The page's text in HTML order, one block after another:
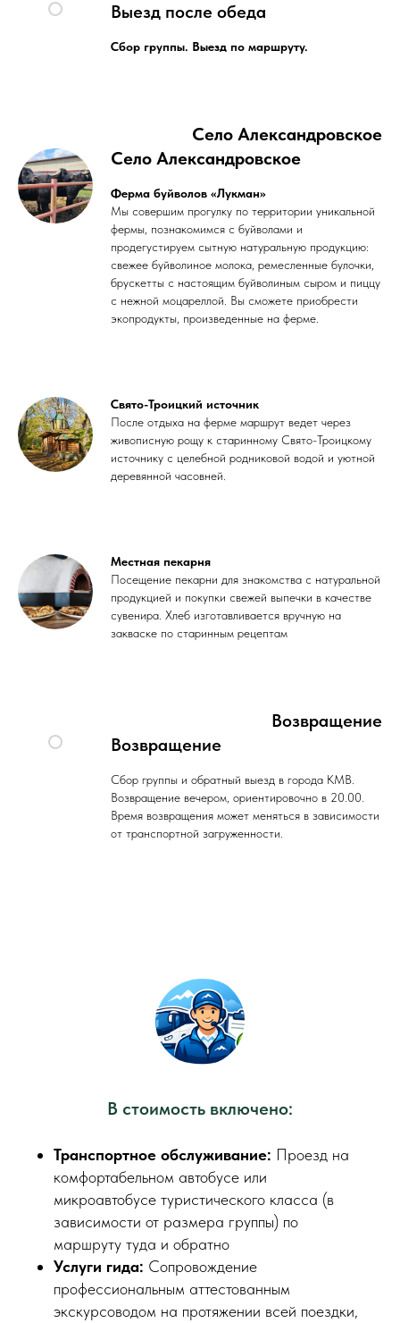
Выезд после обеда
Сбор группы. Выезд по маршруту.
Село Александровское
Село Александровское
Ферма буйволов «Лукман»
Мы совершим прогулку по территории уникальной
фермы, познакомимся с буйволами и
продегустируем сытную натуральную продукцию:
свежее буйволиное молока, ремесленные булочки,
брускетты с настоящим буйволиным сыром и пиццу
с нежной моцареллой. Вы сможете приобрести
экопродукты, произведенные на ферме.
Свято-Троицкий источник
После отдыха на ферме маршрут ведет через
живописную рощу к старинному Свято-Троицкому
источнику с целебной родниковой водой и уютной
деревянной часовней.
Местная пекарня
Посещение пекарни для знакомства с натуральной
продукцией и покупки свежей выпечки в качестве
сувенира. Хлеб изготавливается вручную на
закваске по старинным рецептам
Возвращение
Возвращение
Сбор группы и обратный выезд в города КМВ.
Возвращение вечером, ориентировочно в 20.00.
Время возвращения может меняться в зависимости
от транспортной загруженности.
В стоимость включено:
Транспортное обслуживание: Проезд на
комфортабельном автобусе или
микроавтобусе туристического класса (в
зависимости от размера группы) по
маршруту туда и обратно
Услуги гида: Сопровождение
профессиональным аттестованным
экскурсоводом на протяжении всей поездки,